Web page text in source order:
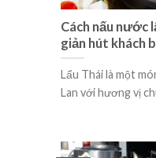
Cách nấu nước
giản hút khách
Lẩu Thái là một
Lan với hương vị